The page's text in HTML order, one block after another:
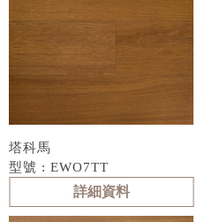
塔科馬
型號 : EWO7TT
詳細資料